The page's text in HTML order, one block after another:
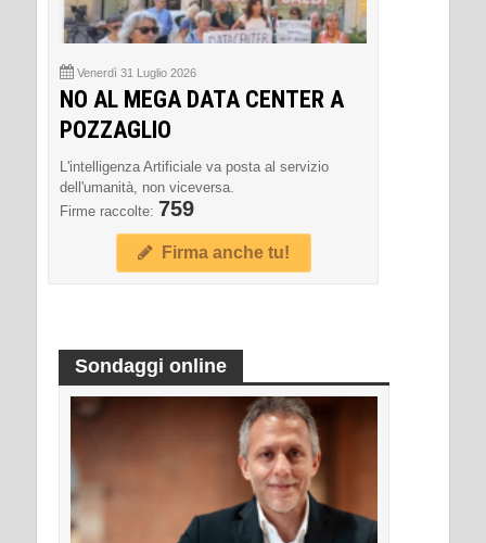
Venerdì 31 Luglio 2026
NO AL MEGA DATA CENTER A
POZZAGLIO
L'intelligenza Artificiale va posta al servizio
dell'umanità, non viceversa.
Firme raccolte: 759
Firma anche tu!
Sondaggi online